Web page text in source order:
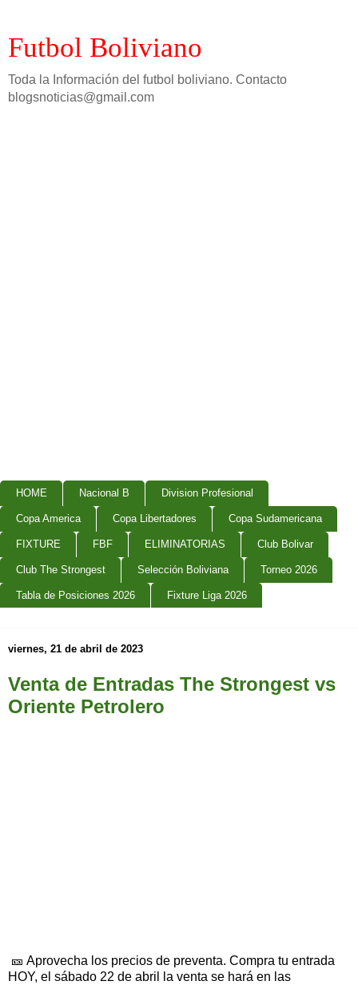
Futbol Boliviano
Toda la Información del futbol boliviano. Contacto
blogsnoticias@gmail.com
HOME Nacional B Division Profesional
Copa America Copa Libertadores Copa Sudamericana
FIXTURE FBF ELIMINATORIAS Club Bolivar
Club The Strongest Selección Boliviana Torneo 2026
Tabla de Posiciones 2026 Fixture Liga 2026
viernes, 21 de abril de 2023
Venta de Entradas The Strongest vs
Oriente Petrolero
🎫 Aprovecha los precios de preventa. Compra tu entrada
HOY, el sábado 22 de abril la venta se hará en las